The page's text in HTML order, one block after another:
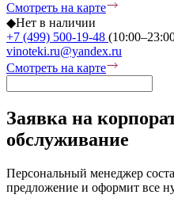
Смотреть на карте
◆Нет в наличии
+7 (499) 500-19-48
vinoteki.ru@yandex.ru
Смотреть на карте
Заявка на
обслуживание
Персональный менеджер
предложение и оформит все